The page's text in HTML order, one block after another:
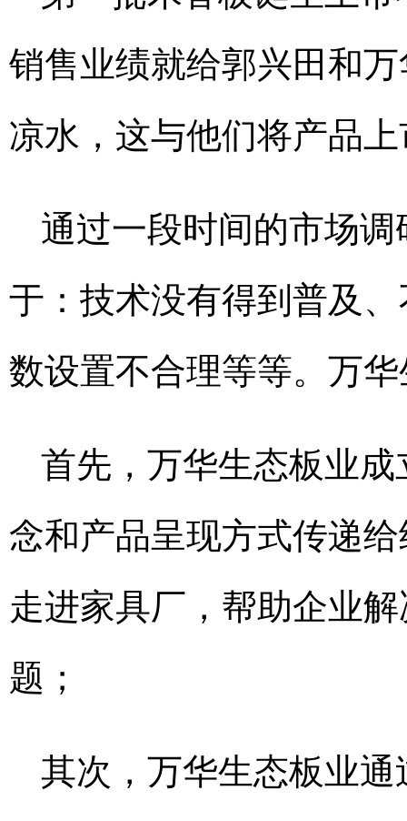
销售业绩就给郭兴田和
凉水，这与他们将产品
通过一段时间的市场
于：技术没有得到普及
数设置不合理等等。万
首先，万华生态板业
念和产品呈现方式传递
走进家具厂，帮助企业
题；
其次，万华生态板业